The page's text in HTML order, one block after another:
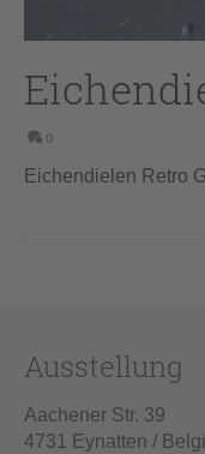
0
Eichendielen Retro
Ausstellung
Aachener Str. 39
4731 Eynatten /